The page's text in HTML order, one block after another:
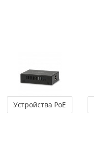
Устройства PoE